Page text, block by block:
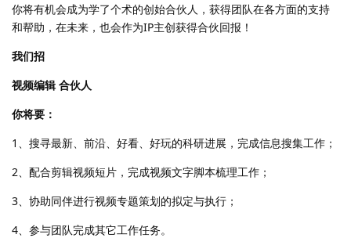
你将有机会成为学了个术的创始合伙人，获得团队在各方面的支持
和帮助，在未来，也会作为IP主创获得合伙回报！
我们招
视频编辑 合伙人
你将要：
1、搜寻最新、前沿、好看、好玩的科研进展，完成信息搜集工作；
2、配合剪辑视频短片，完成视频文字脚本梳理工作；
3、协助同伴进行视频专题策划的拟定与执行；
4、参与团队完成其它工作任务。